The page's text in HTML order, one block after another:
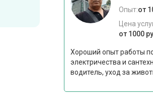
Опыт:от
Цена
от 1000
Хороший опыт работы
электричества и
водитель, уход за